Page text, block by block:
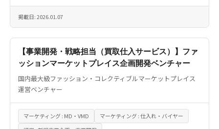
掲載日: 2026.01.07
【事業開発・戦略担当（買取仕入サービス）】ファ
ッションマーケットプレイス企画開発ベンチャー
国内最大級ファッション・コレクティブルマーケットプレイス
運営ベンチャー
マーケティング : MD・VMD
マーケティング : 仕入れ・バイヤー